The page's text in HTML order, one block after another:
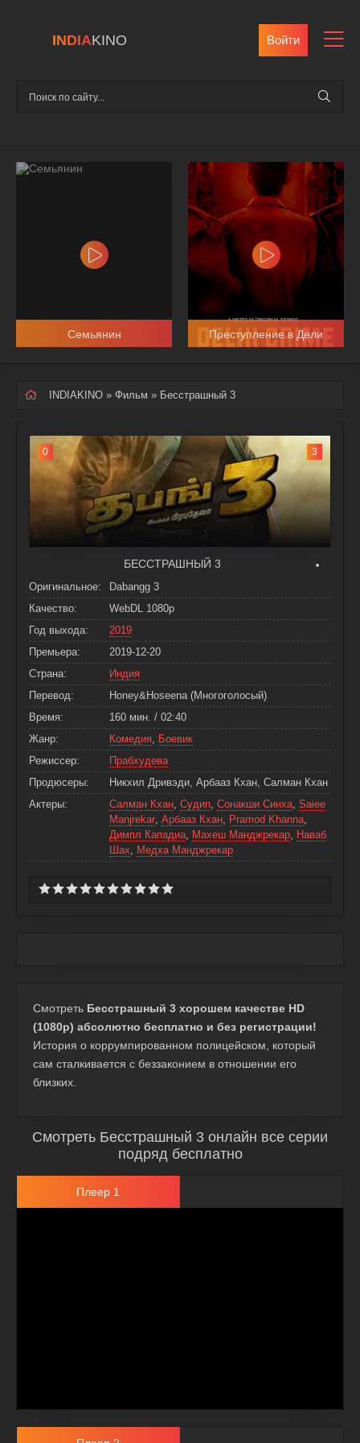
INDIAKINO Войти
Семьянин Преступление в Дели
INDIAKINO » Фильм » Бесстрашный 3
0 3
БЕССТРАШНЫЙ 3
Оригинальное:
Dabangg 3
Качество:
WebDL 1080p
Год выхода:
2019
Премьера:
2019-12-20
Страна:
Индия
Перевод:
Honey&Hoseena (Многоголосый)
Время:
160 мин. / 02:40
Жанр:
Комедия, Боевик
Режиссер:
Прабхудева
Продюсеры:
Никхил Дривэди, Арбааз Кхан, Салман Кхан
Актеры:
Салман Кхан, Судип, Сонакши Синха, Saiee
Manjrekar, Арбааз Кхан, Pramod Khanna,
Димпл Кападиа, Махеш Манджрекар, Наваб
Шах, Медха Манджрекар
Смотреть Бесстрашный 3 хорошем качестве HD
(1080p) абсолютно бесплатно и без регистрации!
История о коррумпированном полицейском, который
сам сталкивается с беззаконием в отношении его
близких.
Смотреть Бесстрашный 3 онлайн все серии
подряд бесплатно
Плеер 1